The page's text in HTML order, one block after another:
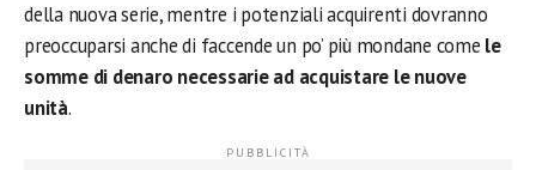
della nuova serie, mentre i potenziali acquirenti dovranno
preoccuparsi anche di faccende un po’ più mondane come le
somme di denaro necessarie ad acquistare le nuove
unità.